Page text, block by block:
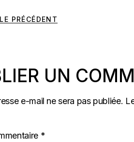
PRÉCÉDENT
UN
e-mail ne sera pas publiée.